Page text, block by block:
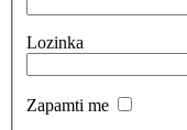
Lozinka
Zapamti me